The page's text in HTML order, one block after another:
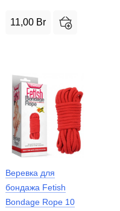
11,00 Br
Веревка для
бондажа Fetish
Bondage Rope 10